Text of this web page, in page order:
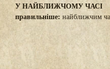
У НАЙБЛИЖЧОМУ ЧАСІ
правильніше: найближчим